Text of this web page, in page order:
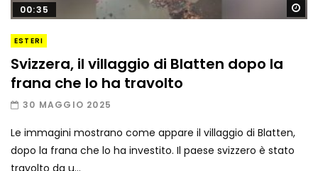
00:35
ESTERI
Svizzera, il villaggio di Blatten dopo la
frana che lo ha travolto
30 MAGGIO 2025
Le immagini mostrano come appare il villaggio di Blatten,
dopo la frana che lo ha investito. Il paese svizzero è stato
travolto da u...